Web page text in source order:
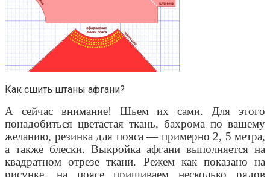
Как сшить штаны афгани?
А сейчас внимание! Шьем их сами. Для этого
понадобиться цветастая ткань, бахрома по вашему
желанию, резинка для пояса — примерно 2, 5 метра,
а также блески. Выкройка афгани выполняется на
квадратном отрезе ткани. Режем как показано на
рисунке, на поясе пришиваем несколько рядов